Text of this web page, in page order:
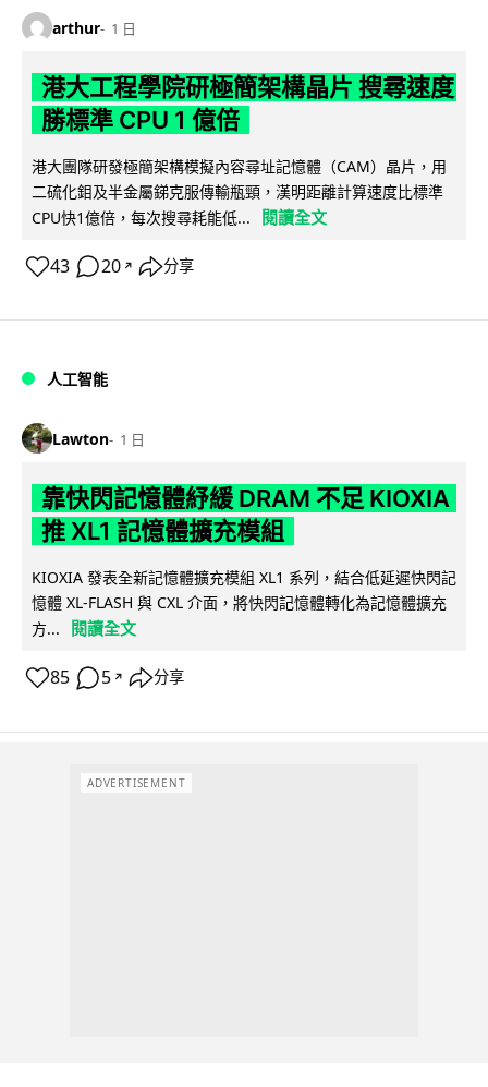
arthur 1 日
港大工程學院研極簡架構晶片 搜尋速度
勝標準 CPU 1 億倍
港大團隊研發極簡架構模擬內容尋址記憶體（CAM）晶片，用
二硫化鉬及半金屬銻克服傳輸瓶頸，漢明距離計算速度比標準
CPU快1億倍，每次搜尋耗能低...
閱讀全文
43 20 ↗ 分享
人工智能
Lawton 1 日
靠快閃記憶體紓緩 DRAM 不足 KIOXIA
推 XL1 記憶體擴充模組
KIOXIA 發表全新記憶體擴充模組 XL1 系列，結合低延遲快閃記
憶體 XL-FLASH 與 CXL 介面，將快閃記憶體轉化為記憶體擴充
方...
閱讀全文
85 5 ↗ 分享
ADVERTISEMENT